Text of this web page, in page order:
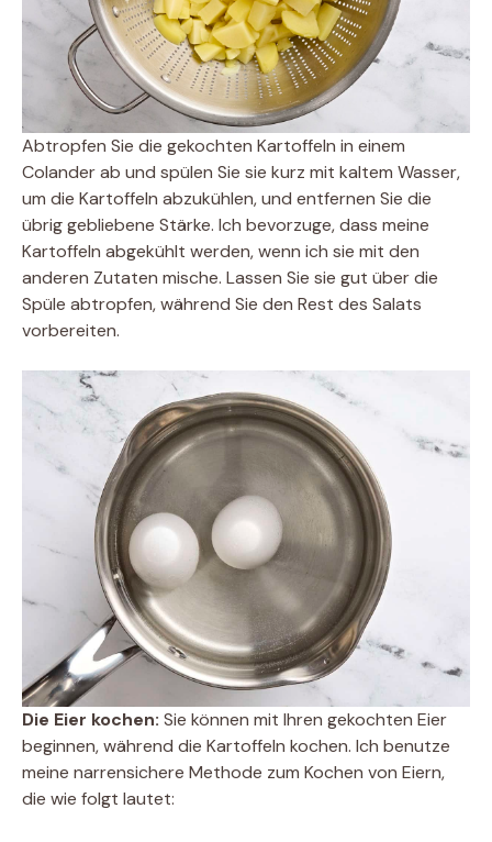
Abtropfen Sie die gekochten Kartoffeln in einem
Colander ab und spülen Sie sie kurz mit kaltem Wasser,
um die Kartoffeln abzukühlen, und entfernen Sie die
übrig gebliebene Stärke. Ich bevorzuge, dass meine
Kartoffeln abgekühlt werden, wenn ich sie mit den
anderen Zutaten mische. Lassen Sie sie gut über die
Spüle abtropfen, während Sie den Rest des Salats
vorbereiten.
Die Eier kochen: Sie können mit Ihren gekochten Eier
beginnen, während die Kartoffeln kochen. Ich benutze
meine narrensichere Methode zum Kochen von Eiern,
die wie folgt lautet: